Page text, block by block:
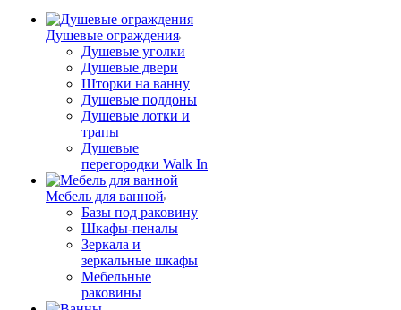
Душевые ограждения
Душевые уголки
Душевые двери
Шторки на ванну
Душевые поддоны
Душевые лотки и
трапы
Душевые
перегородки Walk In
Мебель для ванной
Базы под раковину
Шкафы-пеналы
Зеркала и
зеркальные шкафы
Мебельные
раковины